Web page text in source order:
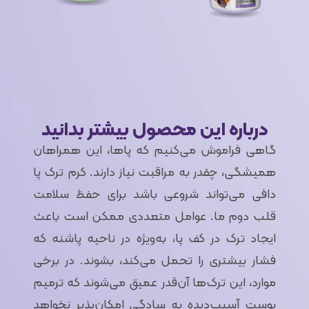
درباره این محصول بیشتر بدانید
گاهی فراموش می‌کنیم که پاها، این همراهان
همیشگی، چقدر به مراقبت نیاز دارند. کرم ترک پا
دافی می‌تواند شروعی باشد برای حفظ سلامت
قلب دوم ما. عوامل متعددی ممکن است باعث
ایجاد ترک در کف پا، به‌ویژه در ناحیه‌ پاشنه که
فشار بیشتری را تحمل می‌کند، بشوند. در برخی
موارد، این ترک‌ها آن‌قدر عمیق می‌شوند که ترمیم
پوست آسیب‌دیده به سادگی امکان‌پذیر نخواهد